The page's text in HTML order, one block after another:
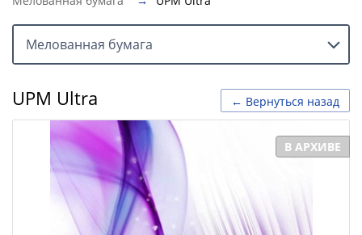
Мелованная бумага
← Вернуться назад
UPM Ultra
В АРХИВЕ